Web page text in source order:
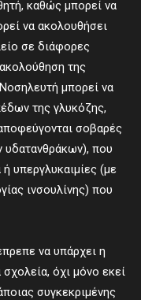
καθώς μπορεί να
να ακολουθήσει
σε διάφορες
της
μπορεί να
της γλυκόζης,
σοβαρές
υδατανθράκων), που
υπεργλυκαιμίες (με
ινσουλίνης) που
να υπάρχει η
όχι μόνο εκεί
συγκεκριμένης